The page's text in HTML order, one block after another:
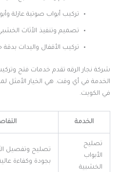
تركيب أبواب صوتية عازلة
تصميم وتنفيذ الأثاث
تركيب الأقفال واليدات بدقة
شركة نجار الرقه تقدم خدمات فتح
الخدمة في أي وقت. هي الخيار الأمثل
في الكويت.
الخدمة
تصليح
الأبواب
الخشبية
تصليح وتفصيل
بجودة وكفاءة